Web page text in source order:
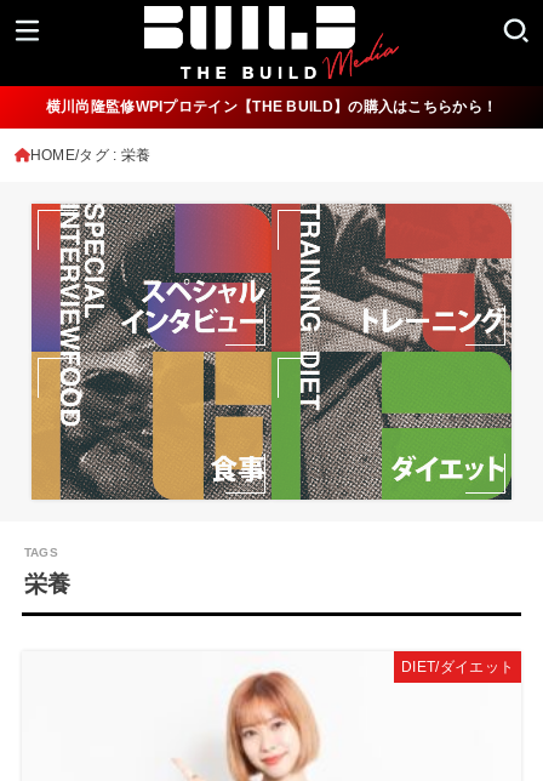
横川尚隆監修WPIプロテイン【THE BUILD】の購入はこちらから！
HOME タグ : 栄養
栄養
DIET/ダイエット